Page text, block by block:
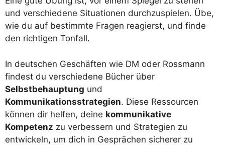
und verschiedene Situationen durchzuspielen. Übe,
wie du auf bestimmte Fragen reagierst, und finde
den richtigen Tonfall.
In deutschen Geschäften wie DM oder Rossmann
findest du verschiedene Bücher über
Selbstbehauptung und
Kommunikationsstrategien. Diese Ressourcen
können dir helfen, deine kommunikative
Kompetenz zu verbessern und Strategien zu
entwickeln, um dich in Gesprächen sicherer zu